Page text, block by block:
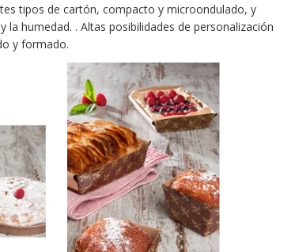
tipos de cartón, compacto y microondulado, y
la humedad. . Altas posibilidades de personalización
y formado.